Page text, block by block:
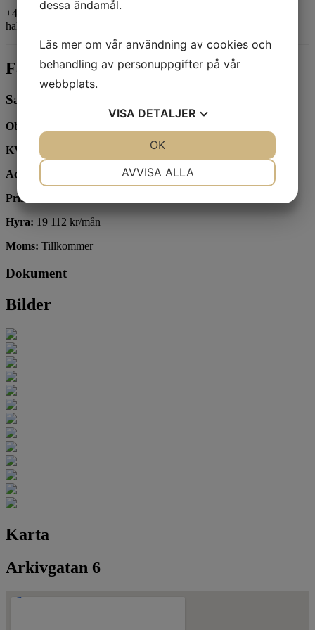
+46705-53 53 62
hakan@hmaklare.se
Fakta
Sammanfattning
Objektstyp:
KVM:
50
Adress:
Prisidé:
Hyra: 19 112 kr/mån
Moms: Tillkommer
Dokument
Bilder
Karta
Arkivgatan 6
dessa ändamål.
Läs mer om vår användning av cookies och
behandling av personuppgifter på vår
webbplats.
VISA DETALJER
MARKNADSFÖRING
AVVISA ALLA
OK